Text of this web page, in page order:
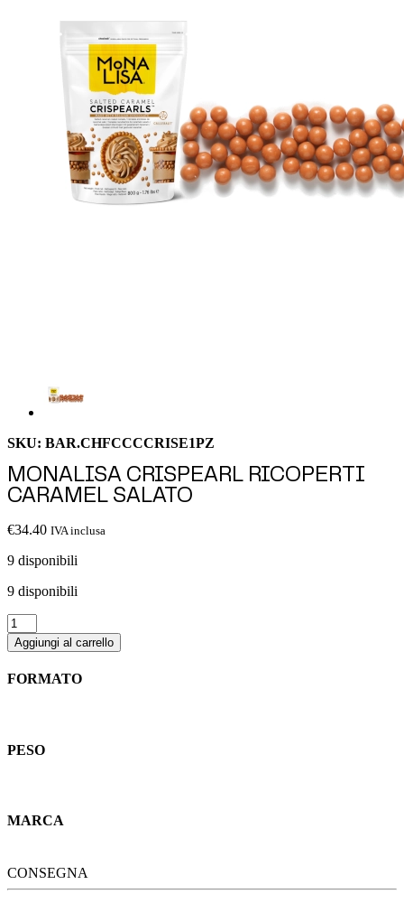
SKU: BAR.CHFCCCCRISE1PZ
MONALISA CRISPEARL RICOPERTI
CARAMEL SALATO
€34.40 IVA inclusa
9 disponibili
9 disponibili
MONALISA
CRISPEARL
RICOPERTI
SALATO
Aggiungi al carrello
FORMATO
PESO
MARCA
CONSEGNA